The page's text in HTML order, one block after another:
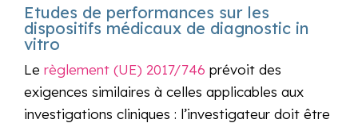
Etudes de performances sur les
dispositifs médicaux de diagnostic in
vitro
Le règlement (UE) 2017/746 prévoit des
exigences similaires à celles applicables aux
investigations cliniques : l’investigateur doit être